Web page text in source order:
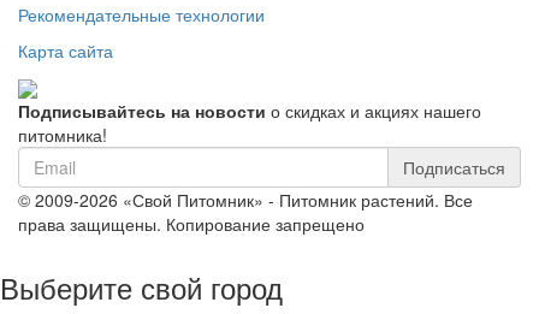
Рекомендательные технологии
Карта сайта
Подписывайтесь на новости о скидках и акциях нашего
питомника!
Подписаться
© 2009-2026 «Свой Питомник» - Питомник растений. Все
права защищены. Копирование запрещено
Выберите свой город